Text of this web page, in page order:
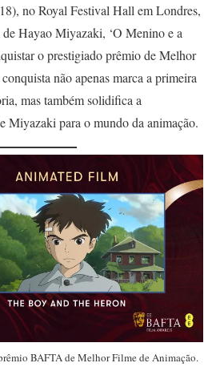
no Royal Festival Hall em Londres,
Hayao Miyazaki, ‘O Menino e a
o prestigiado prêmio de Melhor
não apenas marca a primeira
mas também solidifica a
Miyazaki para o mundo da animação.
BAFTA de Melhor Filme de Animação.